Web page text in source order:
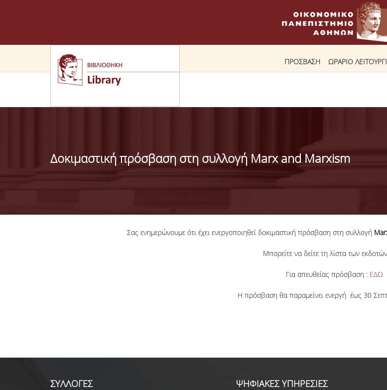
ΠΡΟΣΒΑΣΗ ΩΡΑΡΙΟ
Δοκιμαστική πρόσβαση στη συλλογή Marx and Marxism
Σας ενημερώνουμε ότι έχει ενεργοποιηθεί δοκιμαστική πρόσβαση στη συλλογή
Μπορείτε να δείτε τη λίστα των
Για απευθείας πρόσβαση : ΕΔΩ
Η πρόσβαση θα παραμείνει ενεργή έως 30
ΣΥΛΛΟΓΕΣ ΨΗΦΙΑΚΕΣ ΥΠΗΡΕΣΙΕΣ